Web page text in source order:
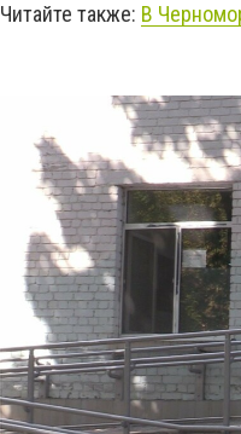
Читайте также: В